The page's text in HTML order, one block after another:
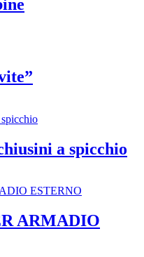
a spicchio
ARMADIO